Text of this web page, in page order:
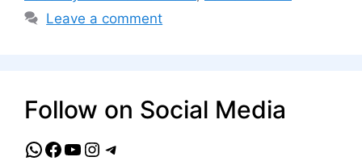
Leave a comment
Follow on Social Media
WhatsApp
Facebook
YouTube
Instagram
Telegram